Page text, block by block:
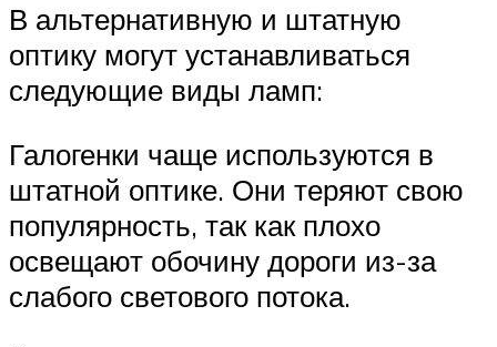
В альтернативную и штатную
оптику могут устанавливаться
следующие виды ламп:
Галогенки чаще используются в
штатной оптике. Они теряют свою
популярность, так как плохо
освещают обочину дороги из-за
слабого светового потока.